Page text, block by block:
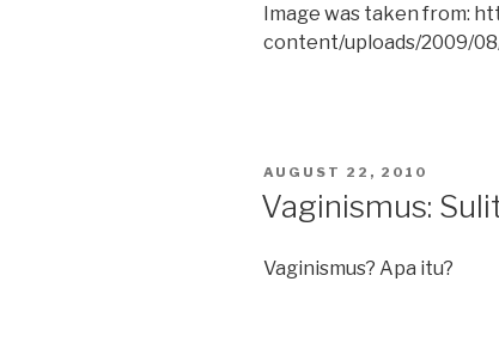
Image was taken from:
content/uploads/2009/
POSTED
AUGUST 22, 2010
Vaginismus:
Vaginismus? Apa itu?